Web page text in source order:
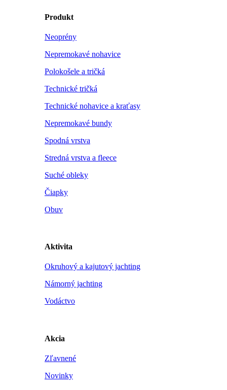
Produkt
Neoprény
Nepremokavé nohavice
Polokošele a tričká
Technické tričká
Technické nohavice a kraťasy
Nepremokavé bundy
Spodná vrstva
Stredná vrstva a fleece
Suché obleky
Čiapky
Obuv
Aktivita
Okruhový a kajutový jachting
Námorný jachting
Vodáctvo
Akcia
Zľavnené
Novinky